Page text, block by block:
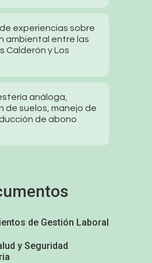
experiencias sobre
ambiental entre las
Calderón y Los
análoga,
de suelos, manejo de
de abono
de Gestión Laboral
y Seguridad